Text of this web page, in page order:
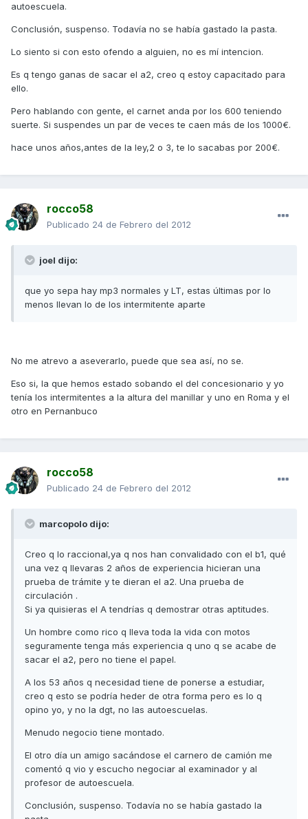
autoescuela.
Conclusión, suspenso. Todavía no se había gastado la pasta.
Lo siento si con esto ofendo a alguien, no es mí intencion.
Es q tengo ganas de sacar el a2, creo q estoy capacitado para
ello.
Pero hablando con gente, el carnet anda por los 600 teniendo
suerte. Si suspendes un par de veces te caen más de los 1000€.
hace unos años,antes de la ley,2 o 3, te lo sacabas por 200€.
rocco58
Publicado 24 de Febrero del 2012
joel dijo:
que yo sepa hay mp3 normales y LT, estas últimas por lo
menos llevan lo de los intermitente aparte
No me atrevo a aseverarlo, puede que sea así, no se.
Eso si, la que hemos estado sobando el del concesionario y yo
tenía los intermitentes a la altura del manillar y uno en Roma y el
otro en Pernanbuco
rocco58
Publicado 24 de Febrero del 2012
marcopolo dijo:
Creo q lo raccional,ya q nos han convalidado con el b1, qué
una vez q llevaras 2 años de experiencia hicieran una
prueba de trámite y te dieran el a2. Una prueba de
circulación .
Si ya quisieras el A tendrías q demostrar otras aptitudes.
Un hombre como rico q lleva toda la vida con motos
seguramente tenga más experiencia q uno q se acabe de
sacar el a2, pero no tiene el papel.
A los 53 años q necesidad tiene de ponerse a estudiar,
creo q esto se podría heder de otra forma pero es lo q
opino yo, y no la dgt, no las autoescuelas.
Menudo negocio tiene montado.
El otro día un amigo sacándose el carnero de camión me
comentó q vio y escucho negociar al examinador y al
profesor de autoescuela.
Conclusión, suspenso. Todavía no se había gastado la